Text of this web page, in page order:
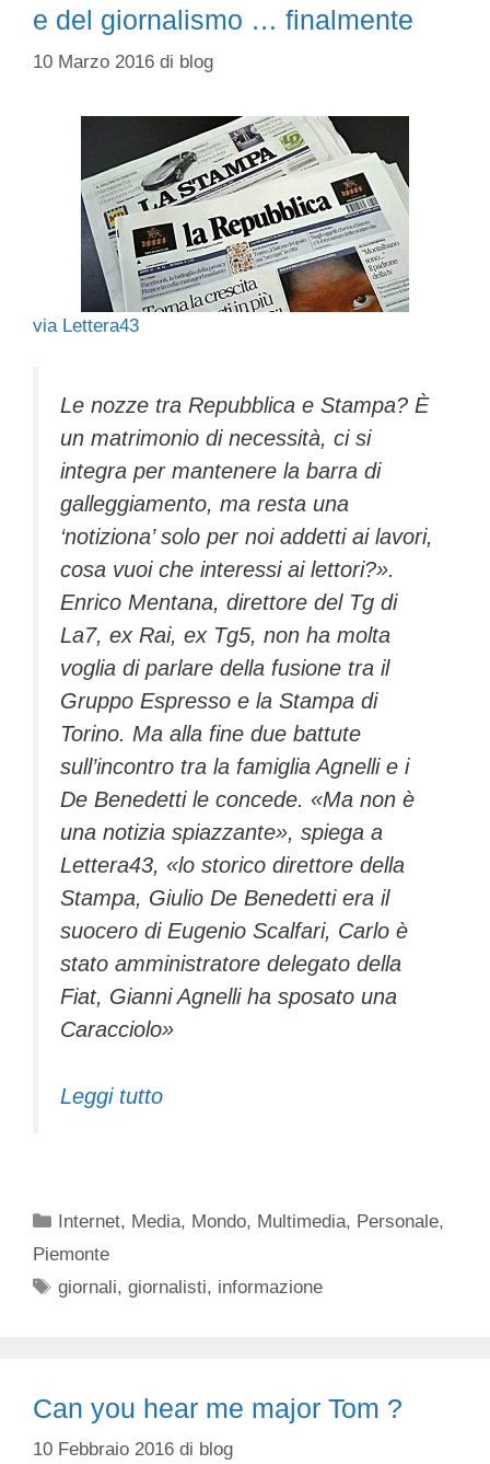
e del giornalismo … finalmente
10 Marzo 2016 di blog
via Lettera43
Le nozze tra Repubblica e Stampa? È
un matrimonio di necessità, ci si
integra per mantenere la barra di
galleggiamento, ma resta una
‘notiziona’ solo per noi addetti ai lavori,
cosa vuoi che interessi ai lettori?».
Enrico Mentana, direttore del Tg di
La7, ex Rai, ex Tg5, non ha molta
voglia di parlare della fusione tra il
Gruppo Espresso e la Stampa di
Torino. Ma alla fine due battute
sull’incontro tra la famiglia Agnelli e i
De Benedetti le concede. «Ma non è
una notizia spiazzante», spiega a
Lettera43, «lo storico direttore della
Stampa, Giulio De Benedetti era il
suocero di Eugenio Scalfari, Carlo è
stato amministratore delegato della
Fiat, Gianni Agnelli ha sposato una
Caracciolo»
Leggi tutto
Categorie
Internet, Media, Mondo, Multimedia, Personale,
Piemonte
Tag
giornali,giornalisti, informazione
Can you hear me major Tom ?
10 Febbraio 2016 di blog